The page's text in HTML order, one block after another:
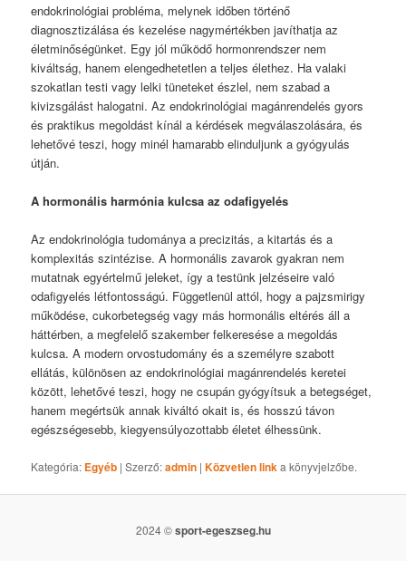
endokrinológiai probléma, melynek időben történő
diagnosztizálása és kezelése nagymértékben javíthatja az
életminőségünket. Egy jól működő hormonrendszer nem
kiváltság, hanem elengedhetetlen a teljes élethez. Ha valaki
szokatlan testi vagy lelki tüneteket észlel, nem szabad a
kivizsgálást halogatni. Az endokrinológiai magánrendelés gyors
és praktikus megoldást kínál a kérdések megválaszolására, és
lehetővé teszi, hogy minél hamarabb elinduljunk a gyógyulás
útján.
A hormonális harmónia kulcsa az odafigyelés
Az endokrinológia tudománya a precizitás, a kitartás és a
komplexitás szintézise. A hormonális zavarok gyakran nem
mutatnak egyértelmű jeleket, így a testünk jelzéseire való
odafigyelés létfontosságú. Függetlenül attól, hogy a pajzsmirigy
működése, cukorbetegség vagy más hormonális eltérés áll a
háttérben, a megfelelő szakember felkeresése a megoldás
kulcsa. A modern orvostudomány és a személyre szabott
ellátás, különösen az endokrinológiai magánrendelés keretei
között, lehetővé teszi, hogy ne csupán gyógyítsuk a betegséget,
hanem megértsük annak kiváltó okait is, és hosszú távon
egészségesebb, kiegyensúlyozottabb életet élhessünk.
Kategória: Egyéb | Szerző:admin |Közvetlen linka könyvjelzőbe.
2024 ©sport-egeszseg.hu